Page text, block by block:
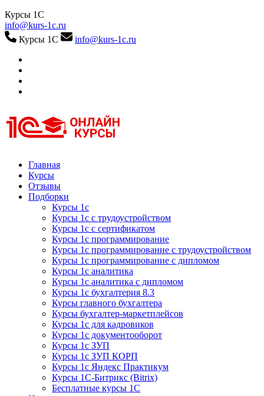
Курсы 1С
info@kurs-1c.ru
Курсы 1С
info@kurs-1c.ru
Курсы 1С
Курсы 1С официальная сертификация
Главная
Курсы
Отзывы
Подборки
Курсы 1с
Курсы 1с с трудоустройством
Курсы 1с с сертификатом
Курсы 1с программирование
Курсы 1с программирование с трудоустройством
Курсы 1с программирование с дипломом
Курсы 1с аналитика
Курсы 1с аналитика с дипломом
Курсы 1с бухгалтерия 8.3
Курсы главного бухгалтера
Курсы бухгалтер-маркетплейсов
Курсы 1с для кадровиков
Курсы 1с документооборот
Курсы 1с ЗУП
Курсы 1с ЗУП КОРП
Курсы 1с Яндекс Практикум
Курсы 1С-Битрикс (Bitrix)
Бесплатные курсы 1С